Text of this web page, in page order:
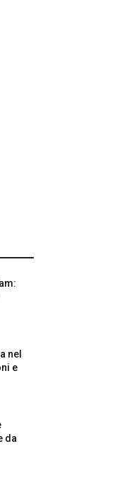
nel
e
da